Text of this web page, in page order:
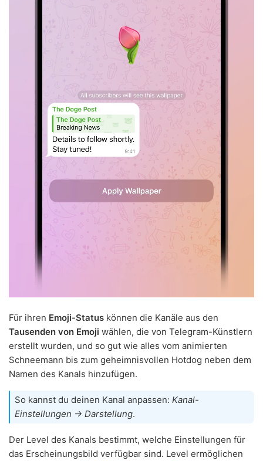
Für ihren Emoji-Status können die Kanäle aus den
Tausenden von Emoji wählen, die von Telegram-Künstlern
erstellt wurden, und so gut wie alles vom animierten
Schneemann bis zum geheimnisvollen Hotdog neben dem
Namen des Kanals hinzufügen.
So kannst du deinen Kanal anpassen: Kanal-
Einstellungen → Darstellung.
Der Level des Kanals bestimmt, welche Einstellungen für
das Erscheinungsbild verfügbar sind. Level ermöglichen